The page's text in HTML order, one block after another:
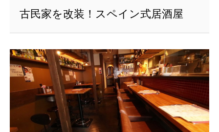
古民家を改装！スペイン式居酒屋